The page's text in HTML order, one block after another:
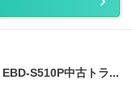
S510P中古トラ...